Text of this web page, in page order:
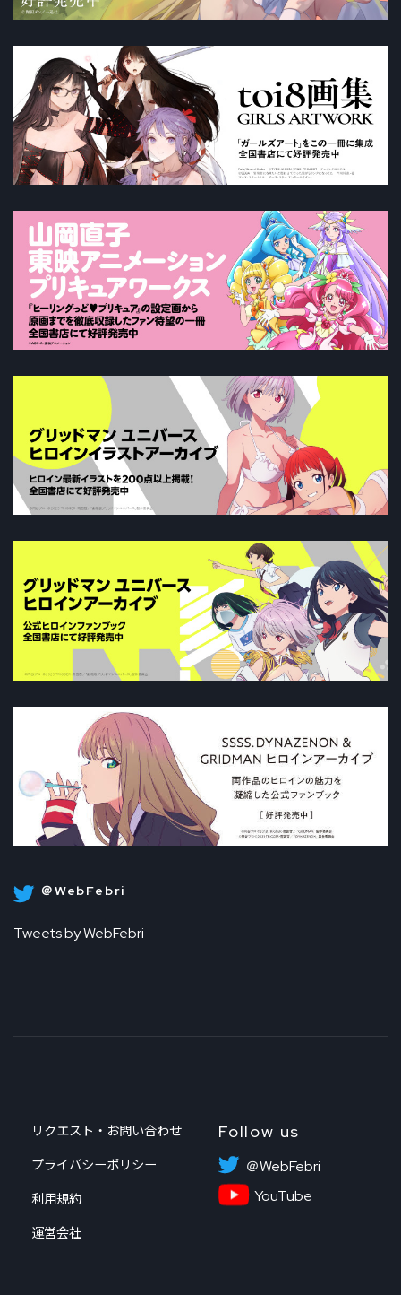
＠WebFebri
Tweets by WebFebri
リクエスト・お問い合わせ
プライバシーポリシー
利用規約
運営会社
Follow us
＠WebFebri
YouTube